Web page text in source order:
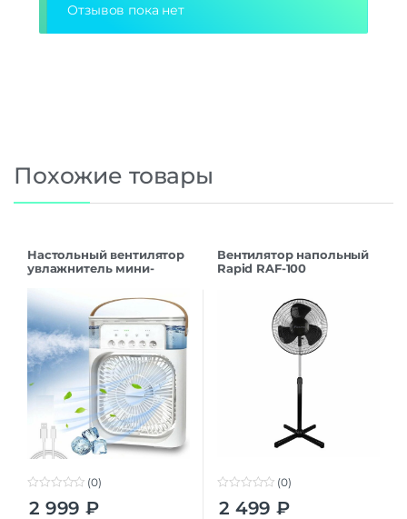
Отзывов пока нет
Похожие товары
Настольный вентилятор
увлажнитель мини-
o
(0)
2 999 ₽
Вентилятор напольный
Rapid RAF-100
o
(0)
2 499 ₽